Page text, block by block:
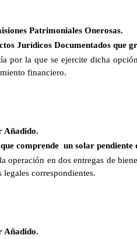
Patrimoniales Onerosas.
Jurídicos Documentados que
por la que se ejercite dicha
financiero.
Añadido.
comprende un solar
operación en dos entregas de
correspondientes.
Añadido.